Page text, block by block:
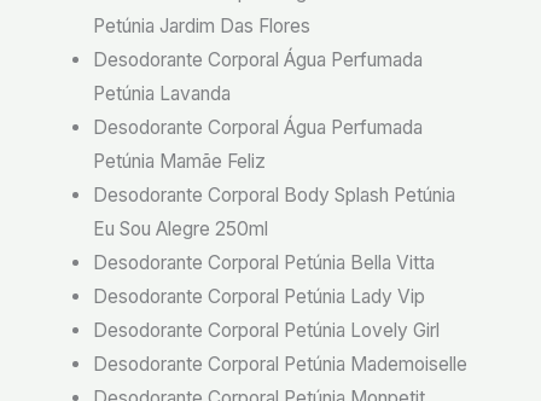
Petúnia Jardim Das Flores
Desodorante Corporal Água Perfumada
Petúnia Lavanda
Desodorante Corporal Água Perfumada
Petúnia Mamãe Feliz
Desodorante Corporal Body Splash Petúnia
Eu Sou Alegre 250ml
Desodorante Corporal Petúnia Bella Vitta
Desodorante Corporal Petúnia Lady Vip
Desodorante Corporal Petúnia Lovely Girl
Desodorante Corporal Petúnia Mademoiselle